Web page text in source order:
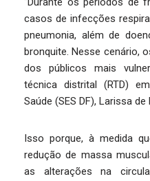
casos de infecções
pneumonia, além de
bronquite. Nesse cenário,
dos públicos mais
técnica distrital (RTD)
Saúde (SES DF), Larissa de
Isso porque, à medida
redução de massa
as alterações na